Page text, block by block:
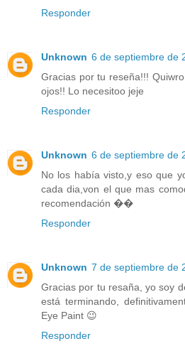
Responder
Unknown 6 de septiembre de
Gracias por tu reseña!!!
ojos!! Lo necesitoo jeje
Responder
Unknown 6 de septiembre de
No los había visto,y eso que
cada dia,von el que mas
recomendación ��
Responder
Unknown 7 de septiembre de
Gracias por tu resaña, yo soy
está terminando,
Eye Paint 😉
Responder